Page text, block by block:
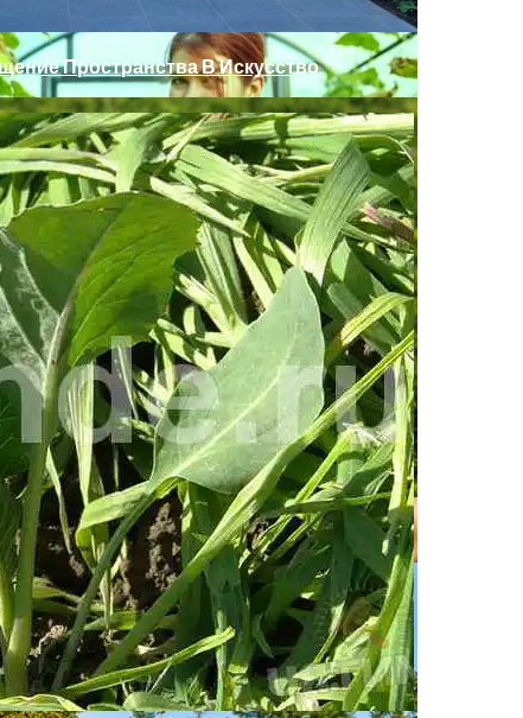
Весной
Пространства В Искусство